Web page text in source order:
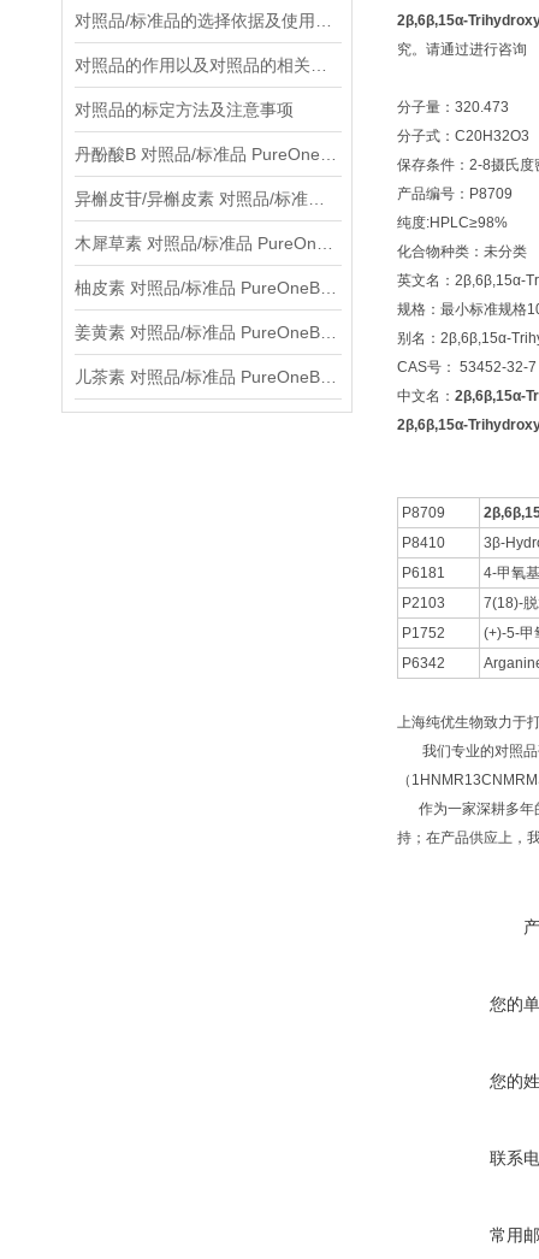
对照品的标定方法及注意事项
2β,6β,15α-
究。请通过进行咨询
分子量：320.473
分子式：C20H32O3
保存条件：2-8摄氏度
产品编号：P8709
纯度:HPLC≥98%
化合物种类：未分类
英文名：2β,6β,15α-
规格：最小标准规格
别名：2β,6β,15α-
CAS号： 53452-32-7
中文名： 2β,6β,15α-
2β,6β,15α-
P8709
P8410
3β-
P6181
4-甲氧
P2103
7(18)-
P1752
(+)-5-甲
P6342
上海纯优生物致力于
我们专业的对照品
（
作为一家深耕多年
持；在产品供应上，
您的
您的
联系
常用